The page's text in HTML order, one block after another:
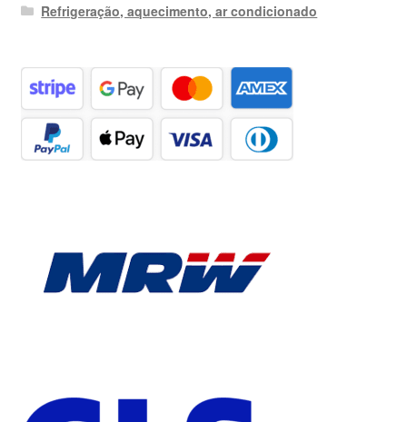
Refrigeração, aquecimento, ar condicionado